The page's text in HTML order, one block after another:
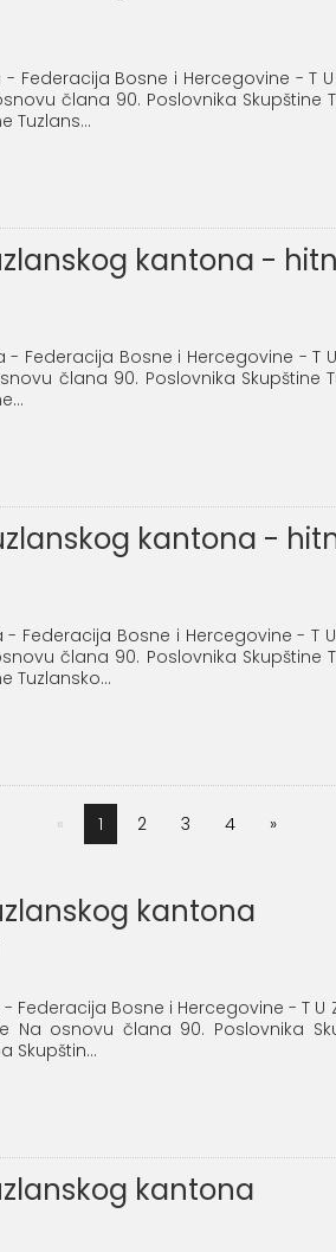
Bosne i Hercegovine - T U
člana 90. Poslovnika
Tuzlans...
kantona -
Bosne i Hercegovine - T U
člana 90. Poslovnika
kantona -
Bosne i Hercegovine - T U
člana 90. Poslovnika
Tuzlansko...
1 2 3 4
kantona
Federacija Bosne i Hercegovine - T
Na osnovu člana 90. Poslovnika
Skupštin...
kantona